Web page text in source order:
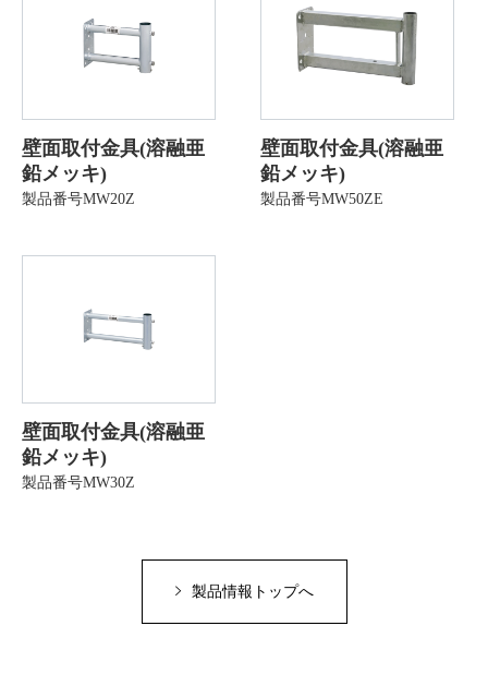
壁面取付金具(溶融亜
鉛メッキ)
製品番号MW20Z
壁面取付金具(溶融亜
鉛メッキ)
製品番号MW50ZE
壁面取付金具(溶融亜
鉛メッキ)
製品番号MW30Z
製品情報トップへ